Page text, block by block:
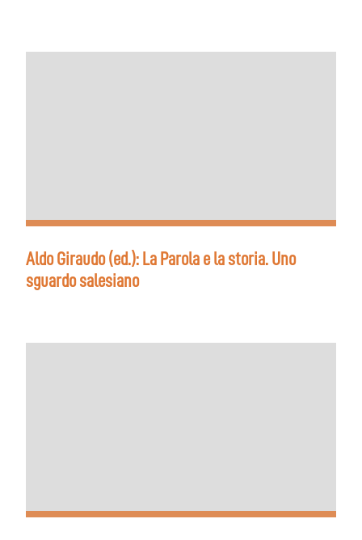
Aldo Giraudo (ed.): La Parola e la storia. Uno
sguardo salesiano